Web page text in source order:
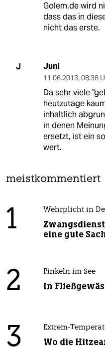
Golem.de wird
dass das in
nicht das erste.
J Juni
11.06.2013, 08:38
Da sehr viele
heutzutage
inhaltlich
in denen
ersetzt, ist ein
wert.
meistkommentiert
1 Wehrplicht in
eine gute
2 Pinkeln im See
In
3 Extrem-
Wo die